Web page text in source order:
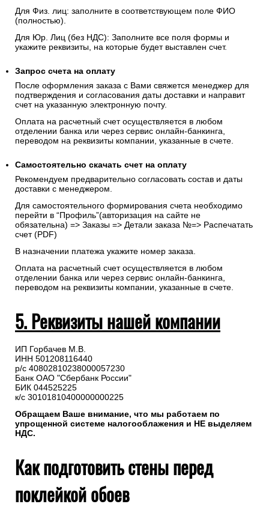
Для Физ. лиц: заполните в соответствующем поле ФИО
(полностью).
Для Юр. Лиц (без НДС): Заполните все поля формы и
укажите реквизиты, на которые будет выставлен счет.
Запрос счета на оплату
После оформления заказа с Вами свяжется менеджер для
подтверждения и согласования даты доставки и направит
счет на указанную электронную почту.
Оплата на расчетный счет осуществляется в любом
отделении банка или через сервис онлайн-банкинга,
переводом на реквизиты компании, указанные в счете.
Самостоятельно скачать счет на оплату
Рекомендуем предварительно согласовать состав и даты
доставки с менеджером.
Для самостоятельного формирования счета необходимо
перейти в “Профиль”(авторизация на сайте не
обязательна) => Заказы => Детали заказа №=> Распечатать
счет (PDF)
В назначении платежа укажите номер заказа.
Оплата на расчетный счет осуществляется в любом
отделении банка или через сервис онлайн-банкинга,
переводом на реквизиты компании, указанные в счете.
5. Реквизиты нашей компании
ИП Горбачев М.В.
ИНН 501208116440
р/с 40802810238000057230
Банк ОАО "Сбербанк России"
БИК 044525225
к/с 30101810400000000225
Обращаем Ваше внимание, что мы работаем по
упрощенной системе налогооблажения и НЕ выделяем
НДС.
Как подготовить стены перед
поклейкой обоев